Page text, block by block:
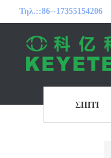
Τηλ.::86--17355154206
ΣΠΊΤΙ